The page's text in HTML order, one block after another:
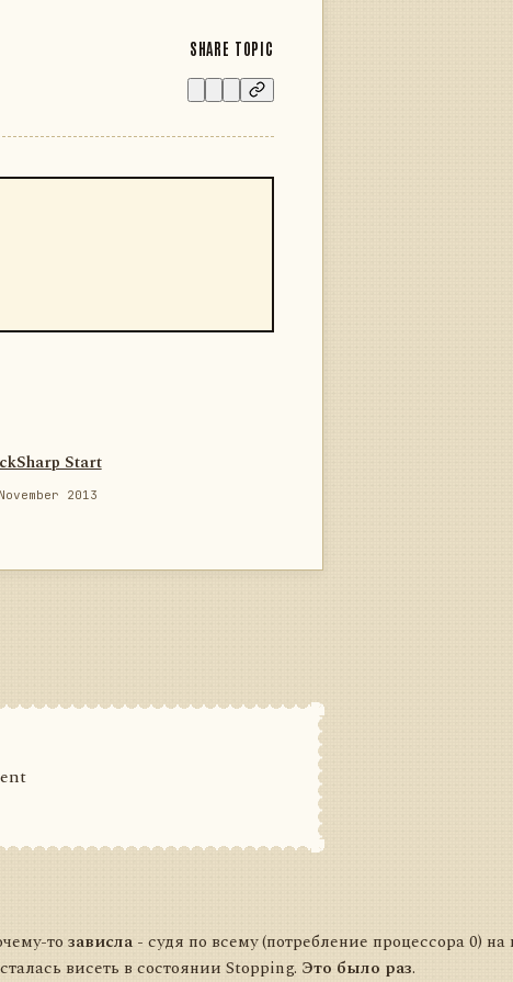
SHARE TOPIC
Start
2013
то зависла - судя по всему (потребление процессора 0)
висеть в состоянии Stopping. Это было раз.